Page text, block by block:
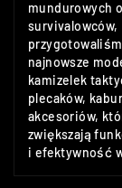
mundurowych
survivalowców,
najnowsze
kamizelek
plecaków,
akcesoriów,
zwiększają
i efektywność